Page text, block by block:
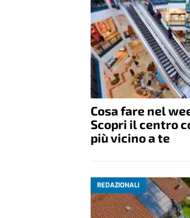
Cosa fare nel
Scopri il centro
più vicino a te
REDAZIONALI